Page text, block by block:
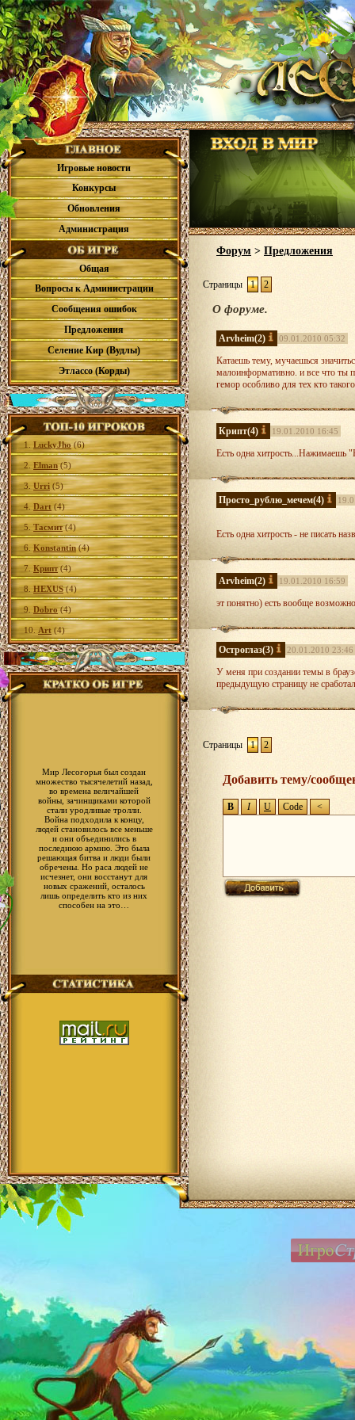
Игровые новости
Конкурсы
Обновления
Администрация
Общая
Вопросы к Администрации
Сообщения ошибок
Предложения
Селение Кир (Вудлы)
Этлассо (Корды)
1. LuckyJho (6)
2. Elman(5)
3. Urri (5)
4. Dart (4)
5. Тасмит(4)
6. Konstantin(4)
7. Крипт(4)
8. HEXUS(4)
9. Dobro(4)
10. Art (4)
Мир Лесогорья был создан
множество тысячелетий назад,
во времена величайшей
войны, зачинщиками которой
стали уродливые тролли.
Война подходила к концу,
людей становилось все меньше
и они объединились в
последнюю армию. Это была
решающая битва и люди были
обречены. Но раса людей не
исчезнет, они восстанут для
новых сражений, осталось
лишь определить кто из них
способен на это…
Форум > Предложения
Страницы 1 2
О форуме.
Arvheim(2) 09.01.2010 05:32
Катаешь тему, мучаешься
малоинформативно. и все что ты
гемор особливо для тех кто
Крипт(4) 19.01.2010 16:45
Есть одна хитрость...Нажимаешь
Просто_рублю_мечем(4)
Есть одна хитрость - не писать
Arvheim(2) 19.01.2010 16:59
эт понятно) есть вообще
Остроглаз(3) 20.01.2010 23:46
У меня при создании темы в
предыдущую страницу не
Страницы 1 2
Добавить тему/